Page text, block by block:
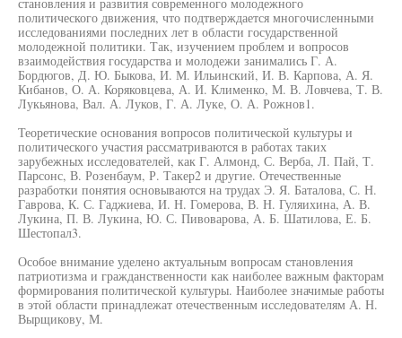
политического движения, что подтверждается многочисленными
исследованиями последних лет в области государственной
молодежной политики. Так, изучением проблем и вопросов
взаимодействия государства и молодежи занимались Г. А.
Бордюгов, Д. Ю. Быкова, И. М. Ильинский, И. В. Карпова, А. Я.
Кибанов, О. А. Коряковцева, А. И. Клименко, М. В. Ловчева, Т. В.
Лукьянова, Вал. А. Луков, Г. А. Луке, О. А. Рожнов1.
Теоретические основания вопросов политической культуры и
политического участия рассматриваются в работах таких
зарубежных исследователей, как Г. Алмонд, С. Верба, Л. Пай, Т.
Парсонс, В. Розенбаум, Р. Такер2 и другие. Отечественные
разработки понятия основываются на трудах Э. Я. Баталова, С. Н.
Гаврова, К. С. Гаджиева, И. Н. Гомерова, В. Н. Гуляихина, А. В.
Лукина, П. В. Лукина, Ю. С. Пивоварова, А. Б. Шатилова, Е. Б.
Шестопал3.
Особое внимание уделено актуальным вопросам становления
патриотизма и гражданственности как наиболее важным факторам
формирования политической культуры. Наиболее значимые работы
в этой области принадлежат отечественным исследователям А. Н.
Вырщикову, М.